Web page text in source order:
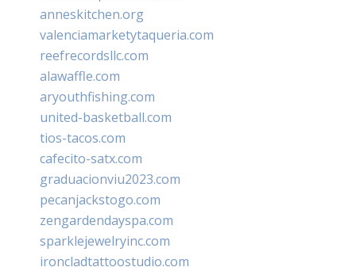
anneskitchen.org
valenciamarketytaqueria.com
reefrecordsllc.com
alawaffle.com
aryouthfishing.com
united-basketball.com
tios-tacos.com
cafecito-satx.com
graduacionviu2023.com
pecanjackstogo.com
zengardendayspa.com
sparklejewelryinc.com
ironcladtattoostudio.com